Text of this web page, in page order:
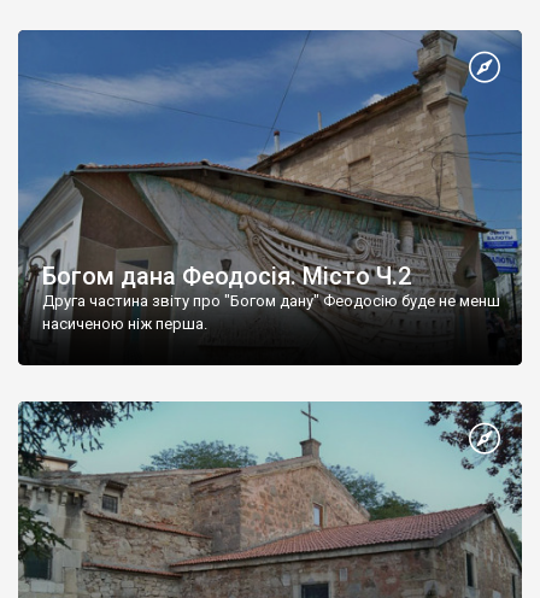
Богом дана Феодосія. Місто Ч.2
Друга частина звіту про "Богом дану" Феодосію буде не менш
насиченою ніж перша.